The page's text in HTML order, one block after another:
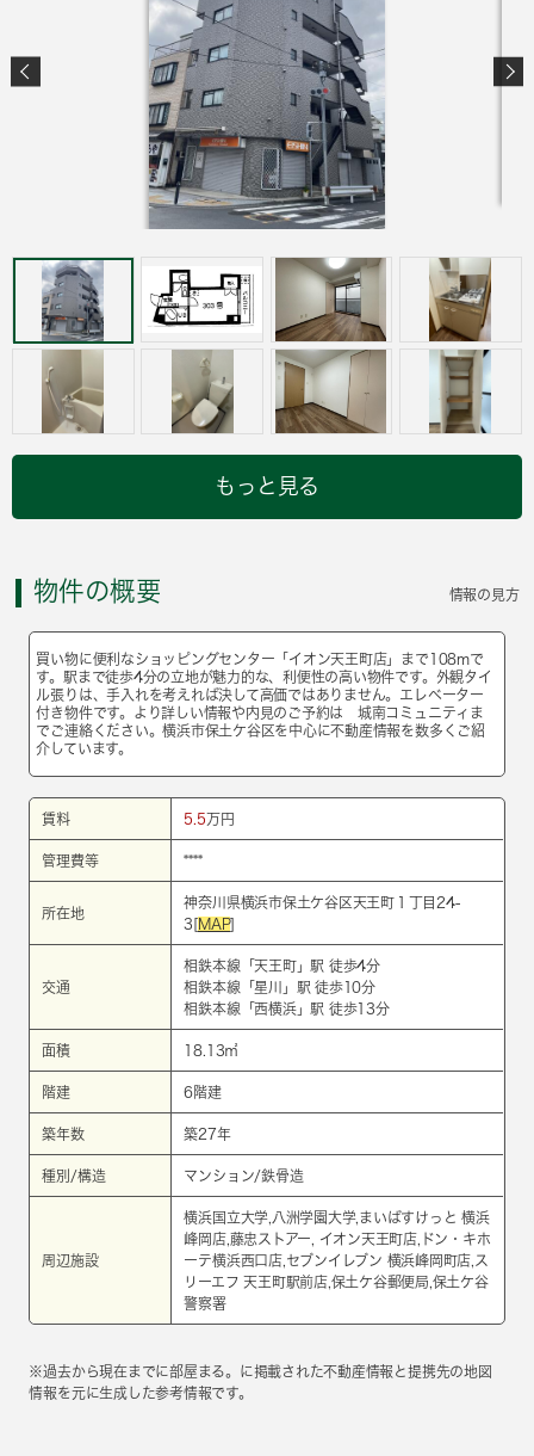
もっと見る
物件の概要 情報の見方
買い物に便利なショッピングセンター「イオン天王町店」まで108mで
す。駅まで徒歩4分の立地が魅力的な、利便性の高い物件です。外観タイ
ル張りは、手入れを考えれば決して高価ではありません。エレベーター
付き物件です。より詳しい情報や内見のご予約は 城南コミュニティま
でご連絡ください。横浜市保土ケ谷区を中心に不動産情報を数多くご紹
介しています。
賃料 5.5 万円
管理費等 ****
所在地
神奈川県横浜市保土ケ谷区天王町１丁目24-
3[ MAP]
交通
相鉄本線 「 天王町」駅 徒歩4分
相鉄本線 「星川
」駅 徒歩10分
相鉄本線 「 西横浜」駅 徒歩13分
面積 18.13㎡
階建 6階建
築年数 築27年
種別/構造 マンション/鉄骨造
周辺施設
横浜国立大学,八洲学園大学,まいばすけっと 横浜
峰岡店,藤忠ストアー, イオン天王町店,ドン・キホ
ーテ横浜西口店,セブンイレブン 横浜峰岡町店,ス
リーエフ 天王町駅前店,保土ケ谷郵便局,保土ケ谷
警察署
※過去から現在までに部屋まる。に掲載された不動産情報と提携先の地図
情報を元に生成した参考情報です。